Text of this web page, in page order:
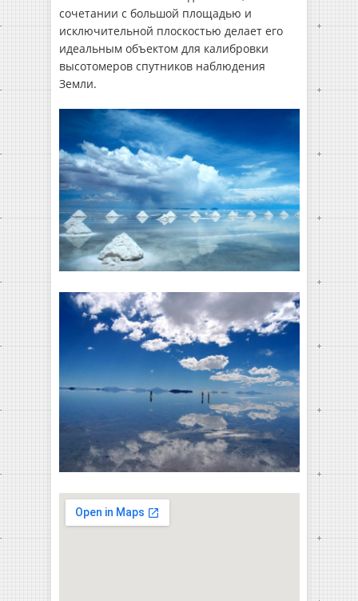
сочетании с большой площадью и
исключительной плоскостью делает его
идеальным объектом для калибровки
высотомеров спутников наблюдения
Земли.